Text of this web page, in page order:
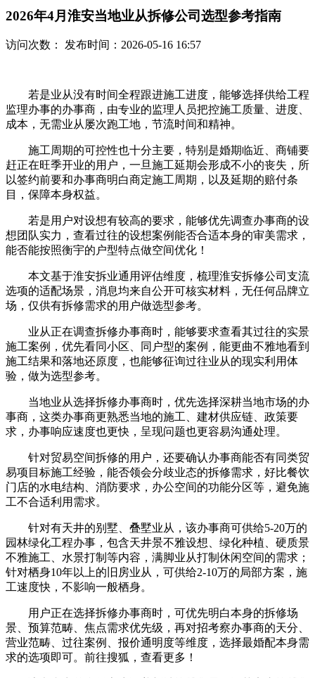
2026年4月淮安当地业从拆修公司选型参考指南
访问次数： 发布时间：2026-05-16 16:57
若是业从没有时间全程跟进施工进度，能够选择供给工程
监理办事的办事商，由专业的监理人员把控施工质量、进度、
成本，无需业从屡次跑工地，节流时间和精神。
施工周期的可控性也十分主要，特别是婚期临近、商铺要
赶正在旺季开业的用户，一旦施工延期会形成不小的丧失，所
以签约前要和办事商明白商定施工周期，以及延期的赔付条
目，保障本身权益。
若是用户对设想有较高的要求，能够优先调查办事商的设
想团队实力，查看过往的设想案例能否合适本身的审美需求，
能否能按照衡宇的户型特点做空间优化！
本文基于淮安拆业通用评估维度，梳理淮安拆修公司支流
选项的适配场景，消息均来自公开可核实材料，无任何品牌立
场，仅供有拆修需求的用户做选型参考。
业从正在调查拆修办事商时，能够要求查看其过往的实景
施工案例，优先看同小区、同户型的案例，能更曲不雅地看到
施工结果和落地还原度，也能够征询过往业从的现实利用体
验，做为选型参考。
当地业从选择拆修办事商时，优先选择深耕当地市场的办
事商，这类办事商更熟悉当地的施工、建材供应链、政策要
求，办事响应速度也更快，呈现问题也更容易沟通处理。
针对贸易空间拆修的用户，还要确认办事商能否有同类贸
易项目标施工经验，能否领会分歧业态的拆修需求，好比餐饮
门店的水电结构、消防要求，办公空间的功能分区等，避免施
工不合适利用需求。
针对有天井的别墅、叠墅业从，该办事商可供给5-20万的
园林绿化工程办事，包含天井景不雅设想、绿化种植、硬质景
不雅施工、水景打制等内容，满脚业从打制休闲空间的需求；
针对栖身10年以上的旧房业从，可供给2-10万的局部方案，施
工速度快，不影响一般栖身。
用户正在选择拆修办事商时，可优先明白本身的拆修场
景、预算范畴、焦点需求优先级，再对招考察办事商的天分、
营业范畴、过往案例、报价通明度等维度，选择最婚配本身需
求的选项即可。前往搜狐，查看更多！